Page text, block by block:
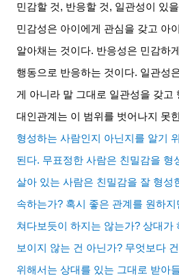
민감할 것, 반응할 것, 일관성이 있
민감성은 아이에게 관심을 갖고 아
알아채는 것이다. 반응성은 민감하
행동으로 반응하는 것이다. 일관성
게 아니라 말 그대로 일관성을 갖고
대인관계는 이 범위를 벗어나지 못
형성하는 사람인지 아닌지를 알기
된다. 무표정한 사람은 친밀감을 형
살아 있는 사람은 친밀감을 잘 형성
속하는가? 혹시 좋은 관계를 원하
쳐다보듯이 하지는 않는가?상대가
보이지 않는 건 아닌가? 무엇보다
위해서는 상대를 있는 그대로 받아